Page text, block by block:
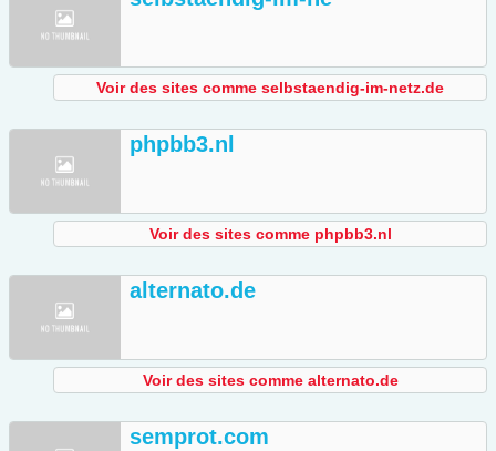
Voir des sites comme selbstaendig-im-netz.de
phpbb3.nl
Voir des sites comme phpbb3.nl
alternato.de
Voir des sites comme alternato.de
semprot.com